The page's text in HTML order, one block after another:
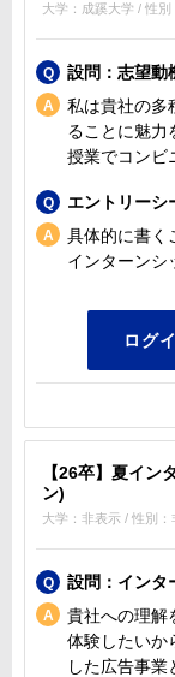
大学：成蹊大学 / 性
設問：志望動
私は貴社の多
ることに魅力
授業でコンビ
エントリーシ
具体的に書く
インターンシ
【26卒】夏イン
ン)
大学：非表示 / 性別
設問：インタ
貴社への理解
体験したいか
した広告事業